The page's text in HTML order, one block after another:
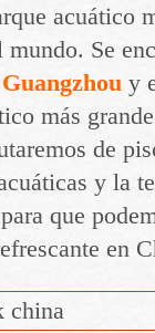
acuático
Se
Guangzhou y
más
de
y la
que
en